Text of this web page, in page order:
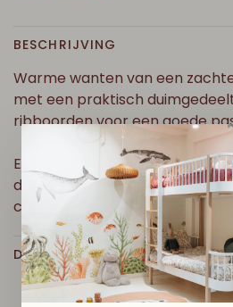
BESCHRIJVING
Warme wanten van een
met een praktisch
ribboorden voor een goede
Een gemakkelijk en
dag, perfect als basisstuk in je
crèche en kleuterschool.
DETAILS